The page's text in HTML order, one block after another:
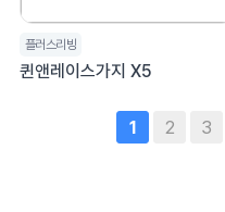
플러스리빙
퀸앤레이스가지 X5
1 2 3